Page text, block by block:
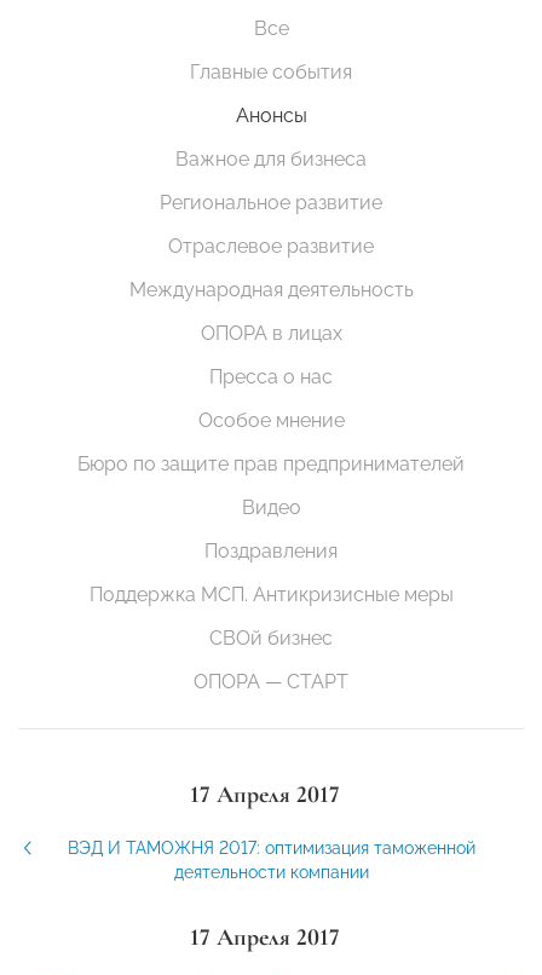
Все
Главные события
Анонсы
Важное для бизнеса
Региональное развитие
Отраслевое развитие
Международная деятельность
ОПОРА в лицах
Пресса о нас
Особое мнение
Бюро по защите прав предпринимателей
Видео
Поздравления
Поддержка МСП. Антикризисные меры
СВОй бизнес
ОПОРА — СТАРТ
17 Апреля 2017
ВЭД И ТАМОЖНЯ 2017: оптимизация таможенной
деятельности компании
17 Апреля 2017